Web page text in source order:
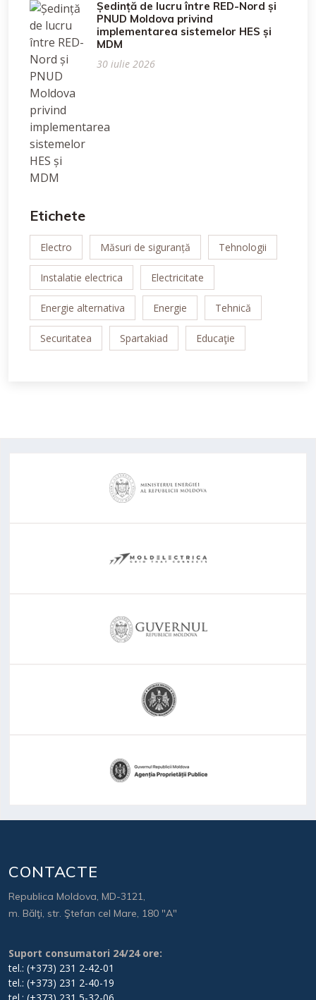
Ședință de lucru între RED-Nord și
PNUD Moldova privind
implementarea sistemelor HES și
MDM
30 iulie 2026
Etichete
Electro Măsuri de siguranță Tehnologii
Instalatie electrica Electricitate
Energie alternativa Energie Tehnică
Securitatea Spartakiad Educaţie
CONTACTE
Republica Moldova, MD-3121,
m. Bălţi, str. Ştefan cel Mare, 180 "A"
Suport consumatori 24/24 ore:
tel.: (+373) 231 2-42-01
tel.: (+373) 231 2-40-19